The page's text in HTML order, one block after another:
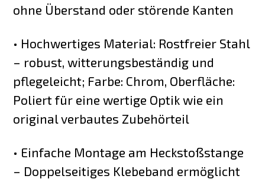
ohne Überstand oder störende Kanten
• Hochwertiges Material: Rostfreier Stahl
– robust, witterungsbeständig und
pflegeleicht; Farbe: Chrom, Oberfläche:
Poliert für eine wertige Optik wie ein
original verbautes Zubehörteil
• Einfache Montage am Heckstoßstange
– Doppelseitiges Klebeband ermöglicht